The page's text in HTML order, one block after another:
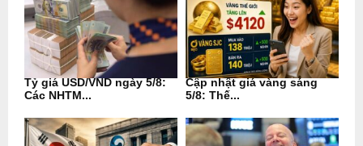
Tỷ giá USD/VND ngày 5/8:
Các NHTM...
Cập nhật giá vàng sáng
5/8: Thế...